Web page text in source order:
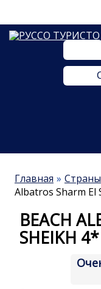
Главная Страны
Albatros Sharm El
BEACH
SHEIKH 4*